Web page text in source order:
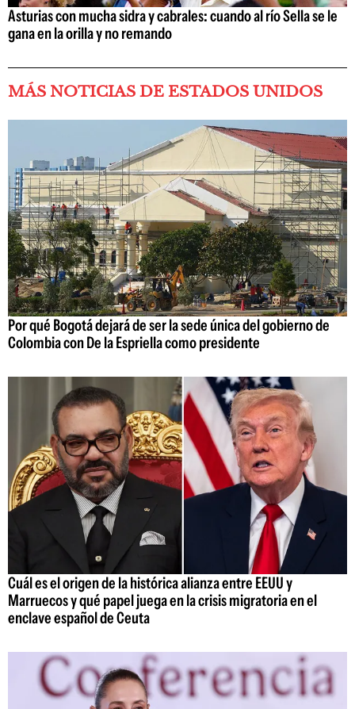
Asturias con mucha sidra y cabrales: cuando al río Sella se le
gana en la orilla y no remando
MÁS NOTICIAS DE ESTADOS UNIDOS
Por qué Bogotá dejará de ser la sede única del gobierno de
Colombia con De la Espriella como presidente
Cuál es el origen de la histórica alianza entre EEUU y
Marruecos y qué papel juega en la crisis migratoria en el
enclave español de Ceuta